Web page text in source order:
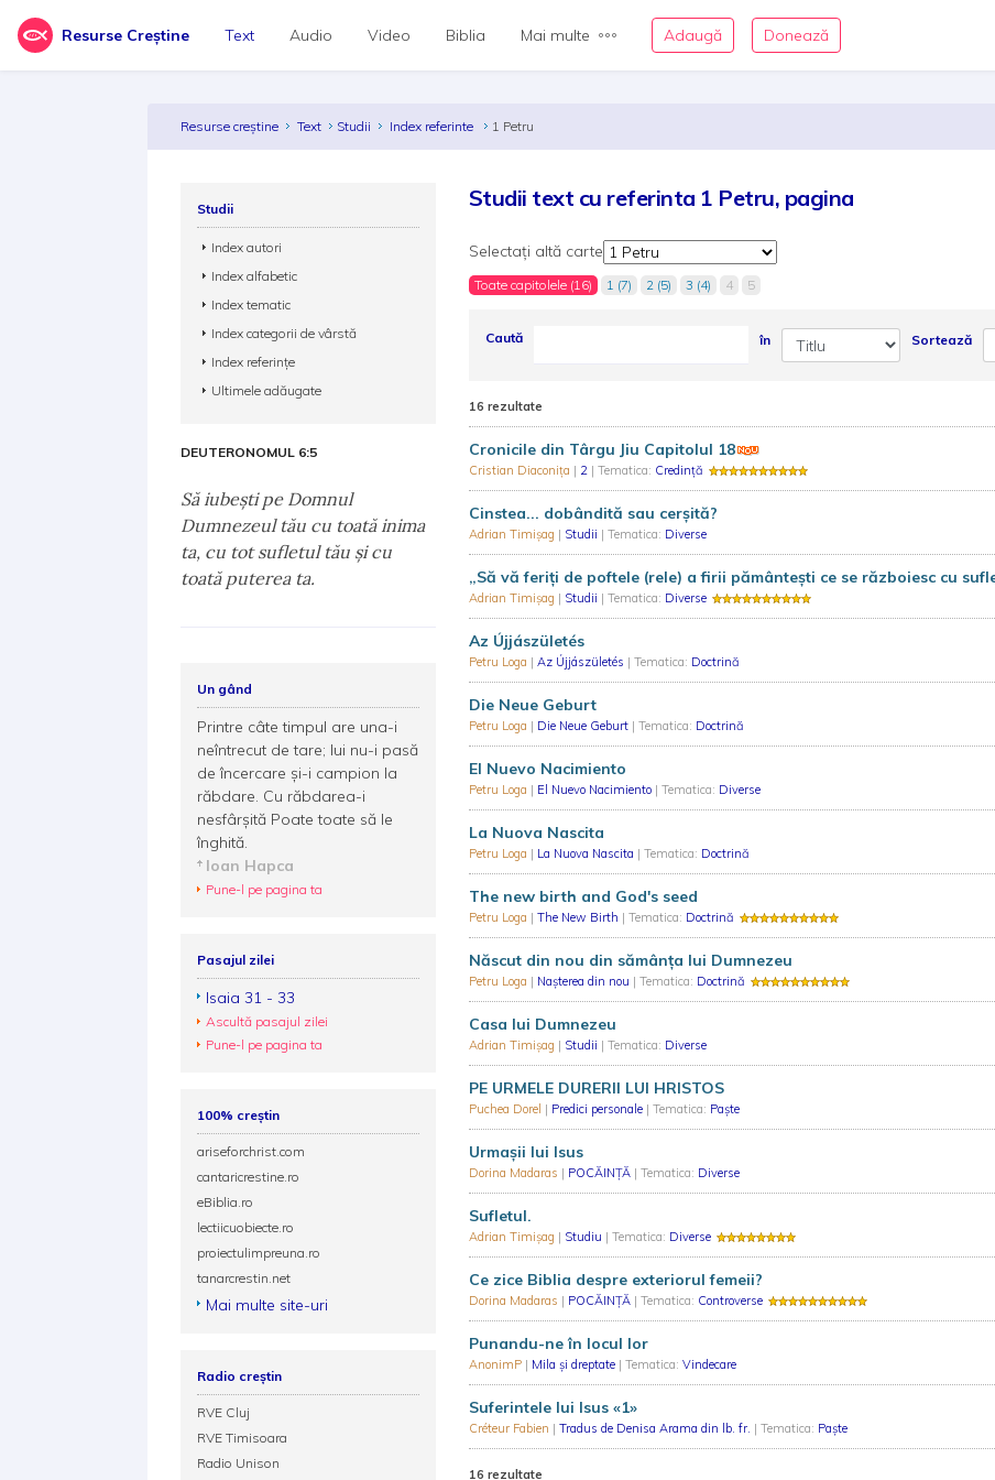
Resurse Creștine Text Audio Video Biblia Mai multe Adaugă Donează
Resurse creștine Text Studii Index referinte 1 Petru
Studii text cu referinta 1 Petru, pagina
Selectați altă carte
Toate capitolele (16) 1 (7) 2 (5) 3 (4) 4 5
Caută în Sortează
16 rezultate
Cronicile din Târgu Jiu Capitolul 18
Cristian Diaconița | 2 | Tematica: Credință
Cinstea... dobândită sau cerșită?
Adrian Timișag | Studii | Tematica: Diverse
„Să vă feriți de poftele (rele) a firii pământești ce se războiesc cu
Adrian Timișag | Studii | Tematica: Diverse
Az Újjászületés
Petru Loga | Az Újjászületés | Tematica: Doctrină
Die Neue Geburt
Petru Loga | Die Neue Geburt | Tematica: Doctrină
El Nuevo Nacimiento
Petru Loga | El Nuevo Nacimiento | Tematica: Diverse
La Nuova Nascita
Petru Loga | La Nuova Nascita | Tematica: Doctrină
The new birth and God's seed
Petru Loga | The New Birth | Tematica: Doctrină
Născut din nou din sămânța lui Dumnezeu
Petru Loga | Nașterea din nou | Tematica: Doctrină
Casa lui Dumnezeu
Adrian Timișag | Studii | Tematica: Diverse
PE URMELE DURERII LUI HRISTOS
Puchea Dorel | Predici personale | Tematica: Paște
Urmaşii lui Isus
Dorina Madaras | POCĂINȚĂ | Tematica: Diverse
Sufletul.
Adrian Timișag | Studiu | Tematica: Diverse
Ce zice Biblia despre exteriorul femeii?
Dorina Madaras | POCĂINȚĂ | Tematica: Controverse
Punandu-ne în locul lor
AnonimP | Mila și dreptate | Tematica: Vindecare
Suferintele lui Isus «1»
Créteur Fabien | Tradus de Denisa Arama din lb. fr. | Tematica: Paște
16 rezultate
Studii
Index autori
Index alfabetic
Index tematic
Index categorii de vârstă
Index referințe
Ultimele adăugate
DEUTERONOMUL 6:5
Să iubeşti pe Domnul
Dumnezeul tău cu toată inima
ta, cu tot sufletul tău şi cu
toată puterea ta.
Un gând
Printre câte timpul are una-i
neîntrecut de tare; lui nu-i pasă
de încercare și-i campion la
răbdare. Cu răbdarea-i
nesfârșită Poate toate să le
înghită.
Ioan Hapca
Pune-l pe pagina ta
Pasajul zilei
Isaia 31 - 33
Ascultă pasajul zilei
Pune-l pe pagina ta
100% creștin
ariseforchrist.com
cantaricrestine.ro
eBiblia.ro
lectiicuobiecte.ro
proiectulimpreuna.ro
tanarcrestin.net
Mai multe site-uri
Radio creștin
RVE Cluj
RVE Timisoara
Radio Unison